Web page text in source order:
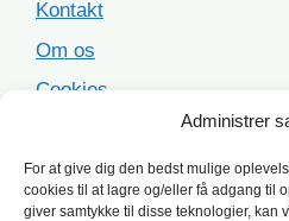
Administrer
For at give dig den bedst mulige
cookies til at lagre og/eller få adgang til
giver samtykke til disse teknologier, kan
Kontakt
Om os
Cookies
Populære opgaver